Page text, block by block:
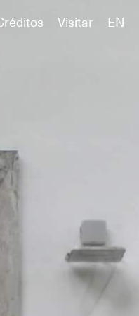
Visitar EN